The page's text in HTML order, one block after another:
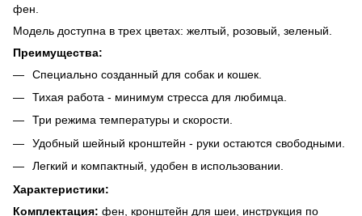
фен.
Модель доступна в трех цветах: желтый, розовый, зеленый.
Преимущества:
Специально созданный для собак и кошек.
Тихая работа - минимум стресса для любимца.
Три режима температуры и скорости.
Удобный шейный кронштейн - руки остаются свободными.
Легкий и компактный, удобен в использовании.
Характеристики:
Комплектация: фен, кронштейн для шеи, инструкция по